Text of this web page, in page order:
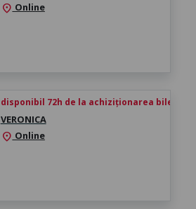
location_on Online
disponibil 72h de la achiziționarea biletului
VERONICA
location_on Online